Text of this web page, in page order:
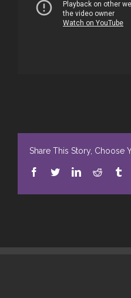
Share This Story, Choose
Facebook
TwitterLinkedInReddit